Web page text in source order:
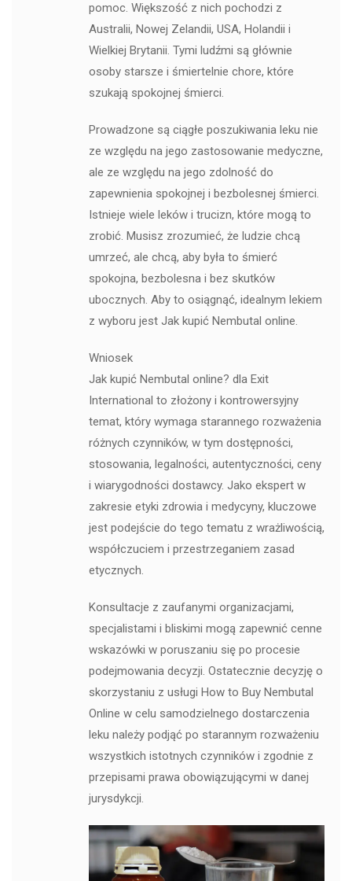
pomoc. Większość z nich pochodzi z
Australii, Nowej Zelandii, USA, Holandii i
Wielkiej Brytanii. Tymi ludźmi są głównie
osoby starsze i śmiertelnie chore, które
szukają spokojnej śmierci.
Prowadzone są ciągłe poszukiwania leku nie
ze względu na jego zastosowanie medyczne,
ale ze względu na jego zdolność do
zapewnienia spokojnej i bezbolesnej śmierci.
Istnieje wiele leków i trucizn, które mogą to
zrobić. Musisz zrozumieć, że ludzie chcą
umrzeć, ale chcą, aby była to śmierć
spokojna, bezbolesna i bez skutków
ubocznych. Aby to osiągnąć, idealnym lekiem
z wyboru jest Jak kupić Nembutal online.
Wniosek
Jak kupić Nembutal online? dla Exit
International to złożony i kontrowersyjny
temat, który wymaga starannego rozważenia
różnych czynników, w tym dostępności,
stosowania, legalności, autentyczności, ceny
i wiarygodności dostawcy. Jako ekspert w
zakresie etyki zdrowia i medycyny, kluczowe
jest podejście do tego tematu z wrażliwością,
współczuciem i przestrzeganiem zasad
etycznych.
Konsultacje z zaufanymi organizacjami,
specjalistami i bliskimi mogą zapewnić cenne
wskazówki w poruszaniu się po procesie
podejmowania decyzji. Ostatecznie decyzję o
skorzystaniu z usługi How to Buy Nembutal
Online w celu samodzielnego dostarczenia
leku należy podjąć po starannym rozważeniu
wszystkich istotnych czynników i zgodnie z
przepisami prawa obowiązującymi w danej
jurysdykcji.